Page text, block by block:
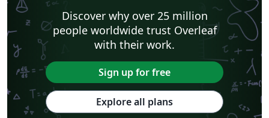
Discover why over 25 million
people worldwide trust Overleaf
with their work.
Sign up for free
Explore all plans